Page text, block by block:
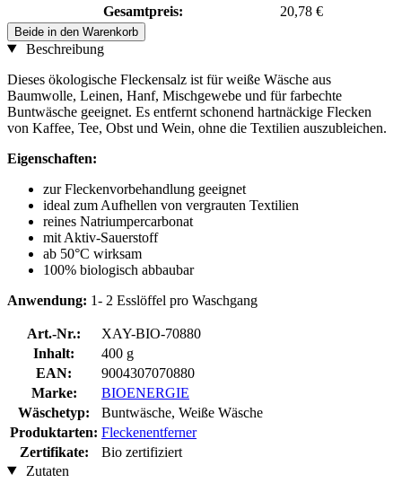
Gesamtpreis:
20,78 €
Beide in den Warenkorb
Beschreibung
Dieses ökologische Fleckensalz ist für weiße Wäsche aus
Baumwolle, Leinen, Hanf, Mischgewebe und für farbechte
Buntwäsche geeignet. Es entfernt schonend hartnäckige Flecken
von Kaffee, Tee, Obst und Wein, ohne die Textilien auszubleichen.
Eigenschaften:
zur Fleckenvorbehandlung geeignet
ideal zum Aufhellen von vergrauten Textilien
reines Natriumpercarbonat
mit Aktiv-Sauerstoff
ab 50°C wirksam
100% biologisch abbaubar
Anwendung: 1- 2 Esslöffel pro Waschgang
Art.-Nr.:
XAY-BIO-70880
Inhalt:
400 g
EAN:
9004307070880
Marke:
BIOENERGIE
Wäschetyp:
Buntwäsche, Weiße Wäsche
Produktarten: Fleckenentferner
Zertifikate:
Bio zertifiziert
Zutaten